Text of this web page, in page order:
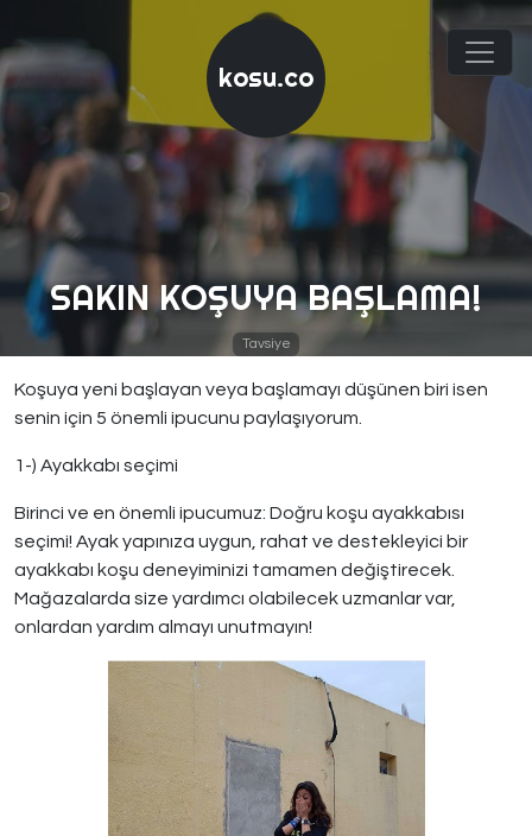
kosu.co
SAKIN KOŞUYA BAŞLAMA!
Tavsiye
Koşuya yeni başlayan veya başlamayı düşünen biri isen
senin için 5 önemli ipucunu paylaşıyorum.
1-) Ayakkabı seçimi
Birinci ve en önemli ipucumuz: Doğru koşu ayakkabısı
seçimi! Ayak yapınıza uygun, rahat ve destekleyici bir
ayakkabı koşu deneyiminizi tamamen değiştirecek.
Mağazalarda size yardımcı olabilecek uzmanlar var,
onlardan yardım almayı unutmayın!